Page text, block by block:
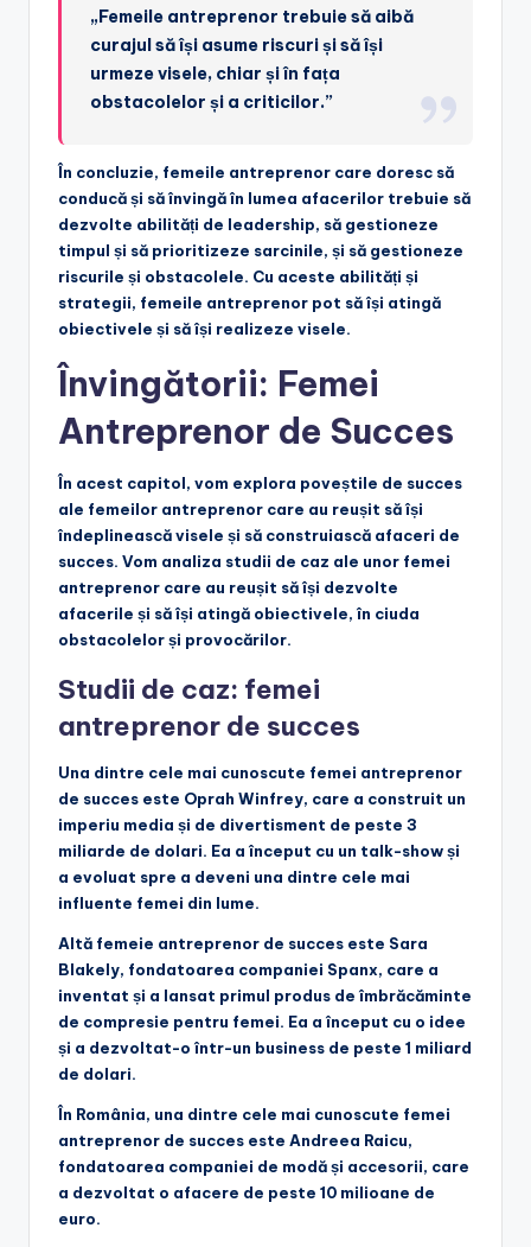
„Femeile antreprenor trebuie să aibă
curajul să își asume riscuri și să își
urmeze visele, chiar și în fața
obstacolelor și a criticilor.”
În concluzie, femeile antreprenor care doresc să
conducă și să învingă în lumea afacerilor trebuie să
dezvolte abilități de leadership, să gestioneze
timpul și să prioritizeze sarcinile, și să gestioneze
riscurile și obstacolele. Cu aceste abilități și
strategii, femeile antreprenor pot să își atingă
obiectivele și să își realizeze visele.
Învingătorii: Femei
Antreprenor de Succes
În acest capitol, vom explora poveștile de succes
ale femeilor antreprenor care au reușit să își
îndeplinească visele și să construiască afaceri de
succes. Vom analiza studii de caz ale unor femei
antreprenor care au reușit să își dezvolte
afacerile și să își atingă obiectivele, în ciuda
obstacolelor și provocărilor.
Studii de caz: femei
antreprenor de succes
Una dintre cele mai cunoscute femei antreprenor
de succes este Oprah Winfrey, care a construit un
imperiu media și de divertisment de peste 3
miliarde de dolari. Ea a început cu un talk-show și
a evoluat spre a deveni una dintre cele mai
influente femei din lume.
Altă femeie antreprenor de succes este Sara
Blakely, fondatoarea companiei Spanx, care a
inventat și a lansat primul produs de îmbrăcăminte
de compresie pentru femei. Ea a început cu o idee
și a dezvoltat-o într-un business de peste 1 miliard
de dolari.
În România, una dintre cele mai cunoscute femei
antreprenor de succes este Andreea Raicu,
fondatoarea companiei de modă și accesorii, care
a dezvoltat o afacere de peste 10 milioane de
euro.